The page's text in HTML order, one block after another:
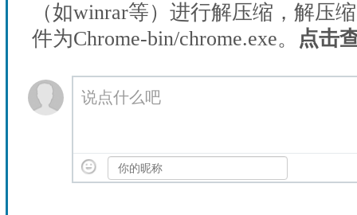
（如winrar等）进行解压缩，解压
件为Chrome-bin/chrome.exe。
点击
说点什么吧